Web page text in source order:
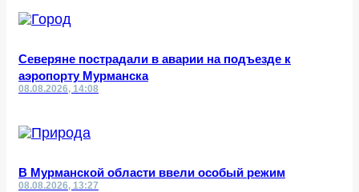
Северяне пострадали в аварии на подъезде к
аэропорту Мурманска
08.08.2026, 14:08
В Мурманской области ввели особый режим
08.08.2026, 13:27